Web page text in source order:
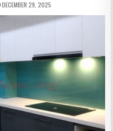
DECEMBER 29, 2025